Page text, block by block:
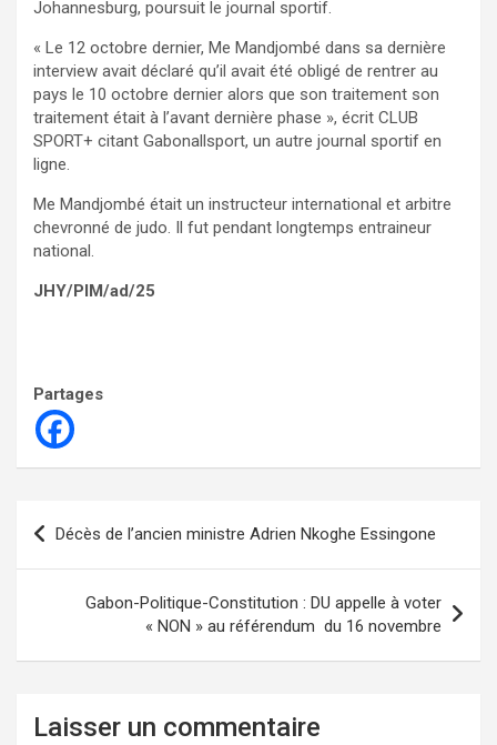
Johannesburg, poursuit le journal sportif.
« Le 12 octobre dernier, Me Mandjombé dans sa dernière
interview avait déclaré qu’il avait été obligé de rentrer au
pays le 10 octobre dernier alors que son traitement son
traitement était à l’avant dernière phase », écrit CLUB
SPORT+ citant Gabonallsport, un autre journal sportif en
ligne.
Me Mandjombé était un instructeur international et arbitre
chevronné de judo. Il fut pendant longtemps entraineur
national.
JHY/PIM/ad/25
Partages
Navigation
de
l’article
Décès de l’ancien ministre Adrien Nkoghe Essingone
Gabon-Politique-Constitution : DU appelle à voter
« NON » au référendum du 16 novembre
Laisser un commentaire